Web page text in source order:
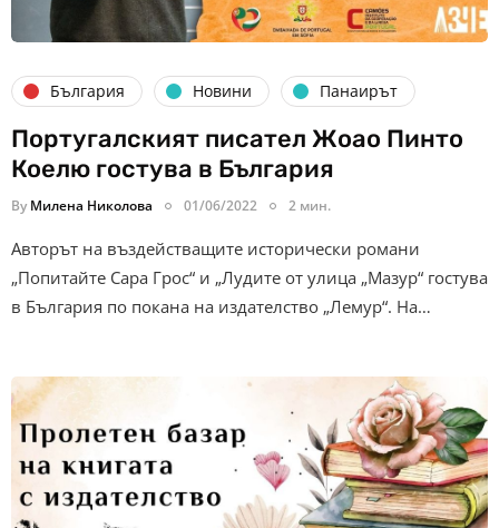
България Новини Панаирът
Португалският писател Жоао Пинто
Коелю гостува в България
By Милена Николова 01/06/2022 2 мин.
Авторът на въздействащите исторически романи
„Попитайте Сара Грос“ и „Лудите от улица „Мазур“ гостува
в България по покана на издателство „Лемур“. На…